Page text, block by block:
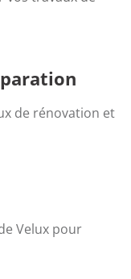
de rénovation et
Velux pour